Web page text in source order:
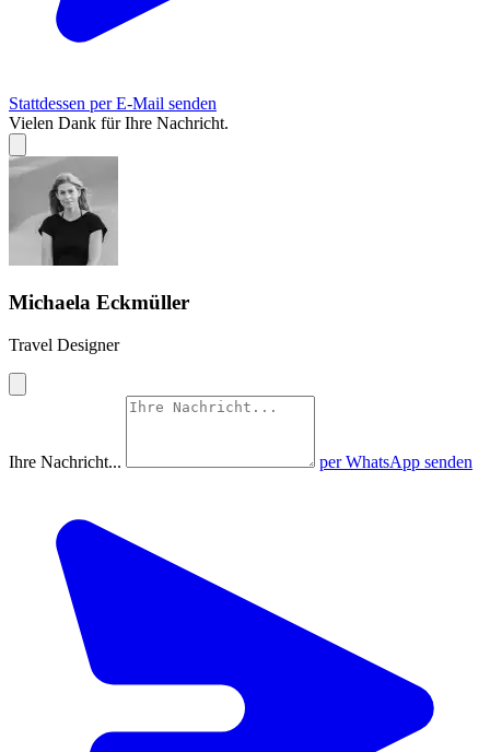
Stattdessen per E-Mail senden
Vielen Dank für Ihre Nachricht.
Michaela Eckmüller
Travel Designer
Ihre Nachricht... per WhatsApp senden